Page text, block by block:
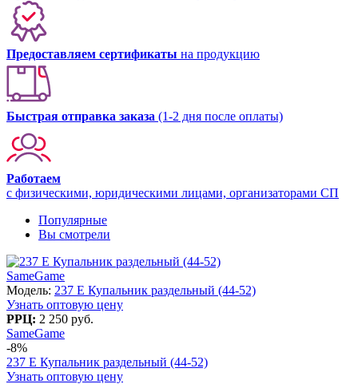
Предоставляем сертификаты на продукцию
Быстрая отправка заказа (1-2 дня после оплаты)
Работаем
с физическими, юридическими лицами, организаторами СП
Популярные
Вы смотрели
SameGame
Модель: 237 E Купальник раздельный (44-52)
Узнать оптовую цену
РРЦ: 2 250 руб.
SameGame
-8%
237 E Купальник раздельный (44-52)
Узнать оптовую цену